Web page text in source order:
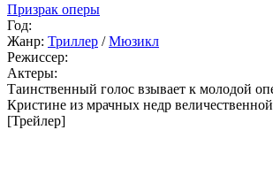
Призрак оперы
Год:
Жанр: Триллер /Мюзикл
Режиссер:
Актеры:
Таинственный голос взывает к молодой
Кристине из мрачных недр
[Трейлер]